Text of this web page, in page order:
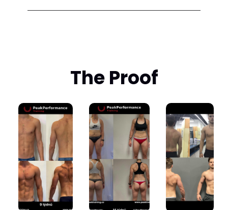
The Proof